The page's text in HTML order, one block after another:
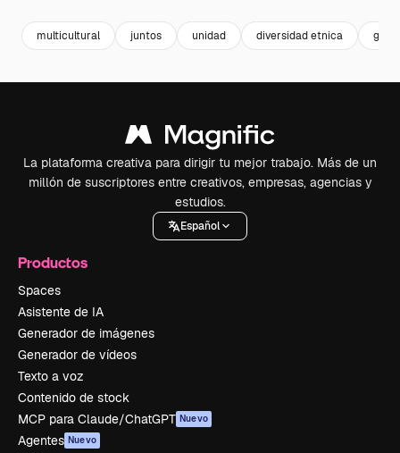
multicultural juntos unidad diversidad etnica
La plataforma creativa para dirigir tu mejor trabajo. Más de un
millón de suscriptores entre creativos, empresas, agencias y
estudios.
Español
Productos
Spaces
Asistente de IA
Generador de imágenes
Generador de vídeos
Texto a voz
Contenido de stock
MCP para Claude/ChatGPT Nuevo
Agentes Nuevo